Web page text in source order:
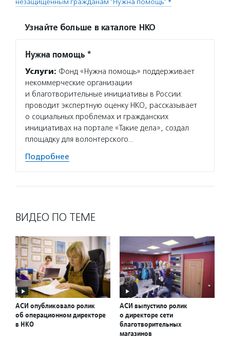
незащищенным гражданам "Нужна помощь" *
Узнайте больше в каталоге НКО
Нужна помощь *
Услуги: Фонд «Нужна помощь» поддерживает
некоммерческие организации
и благотворительные инициативы в России:
проводит экспертную оценку НКО, рассказывает
о социальных проблемах и гражданских
инициативах на портале «Такие дела», создал
площадку для волонтерского…
Подробнее
ВИДЕО ПО ТЕМЕ
АСИ опубликовало ролик
об операционном директоре
в НКО
АСИ выпустило ролик
о директоре сети
благотворительных
магазинов